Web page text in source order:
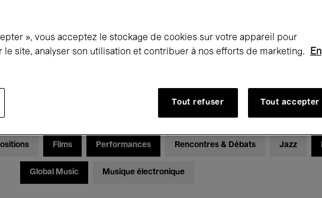
se passe à Bozar
Films Performances Rencontres & Débats Jazz
Global Music Musique électronique
», vous acceptez le stockage de cookies sur votre appareil pour
le site, analyser son utilisation et contribuer à nos efforts de marketing.
En
Tout refuser Tout accepter